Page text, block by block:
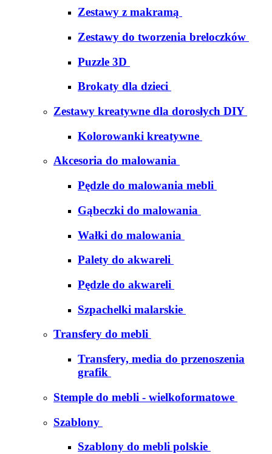
Zestawy z makramą
Zestawy do tworzenia breloczków
Puzzle 3D
Brokaty dla dzieci
Zestawy kreatywne dla dorosłych DIY
Kolorowanki kreatywne
Akcesoria do malowania
Pędzle do malowania mebli
Gąbeczki do malowania
Wałki do malowania
Palety do akwareli
Pędzle do akwareli
Szpachelki malarskie
Transfery do mebli
Transfery, media do przenoszenia
grafik
Stemple do mebli - wielkoformatowe
Szablony
Szablony do mebli polskie